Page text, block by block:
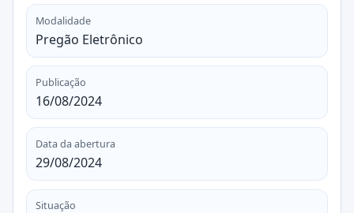
Modalidade
Pregão Eletrônico
Publicação
16/08/2024
Data da abertura
29/08/2024
Situação